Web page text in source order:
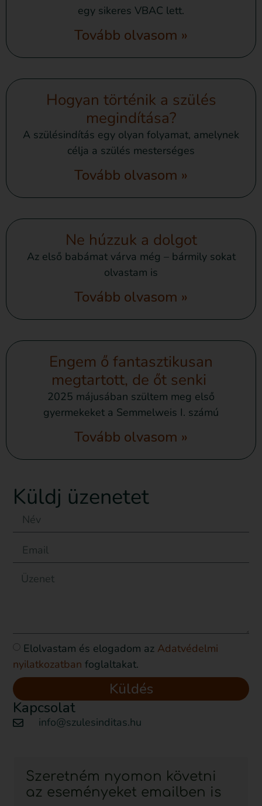
egy sikeres VBAC lett.
Tovább olvasom »
Hogyan történik a szülés
megindítása?
A szülésindítás egy olyan folyamat, amelynek
célja a szülés mesterséges
Tovább olvasom »
Ne húzzuk a dolgot
Az első babámat várva még – bármily sokat
olvastam is
Tovább olvasom »
Engem ő fantasztikusan
megtartott, de őt senki
2025 májusában szültem meg első
gyermekeket a Semmelweis I. számú
Tovább olvasom »
Küldj üzenetet
Elolvastam és elogadom az Adatvédelmi
nyilatkozatban foglaltakat.
Küldés
Kapcsolat
info@szulesinditas.hu
Szeretném nyomon követni
az eseményeket emailben is